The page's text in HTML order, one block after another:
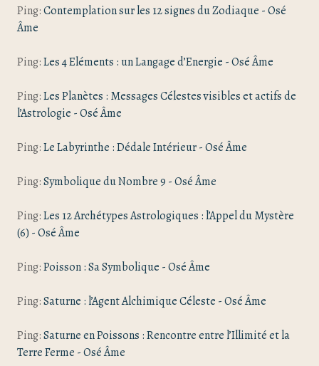
Ping:Contemplation sur les 12 signes du Zodiaque - Osé
Âme
Ping:Les 4 Eléments : un Langage d’Energie - Osé Âme
Ping:Les Planètes : Messages Célestes visibles et actifs de
l’Astrologie - Osé Âme
Ping:Le Labyrinthe : Dédale Intérieur - Osé Âme
Ping:Symbolique du Nombre 9 - Osé Âme
Ping:Les 12 Archétypes Astrologiques : l’Appel du Mystère
(6) - Osé Âme
Ping:Poisson : Sa Symbolique - Osé Âme
Ping:Saturne : l’Agent Alchimique Céleste - Osé Âme
Ping:Saturne en Poissons : Rencontre entre l’Illimité et la
Terre Ferme - Osé Âme